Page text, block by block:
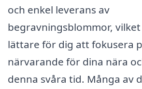
och enkel leverans av
begravningsblommor,
lättare för dig att fokusera
närvarande för dina nära
denna svåra tid. Många av